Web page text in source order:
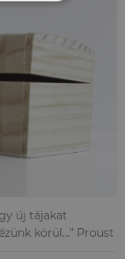
új tájakat
körül...” Proust